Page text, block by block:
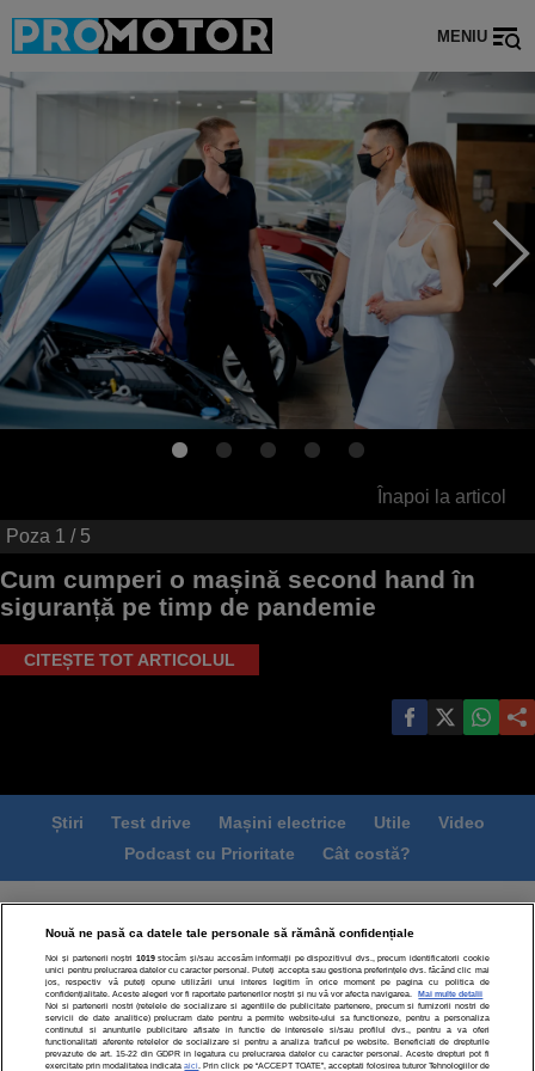
MENIU
Înapoi la articol
Poza 1 / 5
Cum cumperi o mașină second hand în
siguranță pe timp de pandemie
CITEȘTE TOT ARTICOLUL
Știri Test drive Mașini electrice Utile
Video
Podcast cu Prioritate
Cât costă?
Termeni si conditii
Politica de confidentialitate
Politica de cookies
Echipa editorială
Contact
Modifică Setările
Nouă ne pasă ca datele tale personale să rămână confidențiale
Noi și partenerii noștri 1019stocăm și/sau accesăm informații pe dispozitivul dvs., precum identificatorii cookie
unici pentru prelucrarea datelor cu caracter personal. Puteți accepta sau gestiona preferințele dvs. făcând clic mai
jos, respectiv vă puteți opune utilizării unui interes legitim în orice moment pe pagina cu politica de
confidențialitate. Aceste alegeri vor fi raportate partenerilor noștri și nu vă vor afecta navigarea.
Mai multe detalii
Noi si partenerii nostri (retelele de socializare si agentiile de publicitate partenere, precum si furnizorii nostri de
servicii de date analitice) prelucram date pentru a permite website-ului sa functioneze, pentru a personaliza
continutul si anunturile publicitare afisate in functie de interesele si/sau profilul dvs., pentru a va oferi
functionalitati aferente retelelor de socializare si pentru a analiza traficul pe website. Beneficiati de drepturile
prevazute de art. 15-22 din GDPR in legatura cu prelucrarea datelor cu caracter personal. Aceste drepturi pot fi
exercitate prin modalitatea indicataaici . Prin click pe “ACCEPT TOATE”, acceptati folosirea tuturor Tehnologiilor de